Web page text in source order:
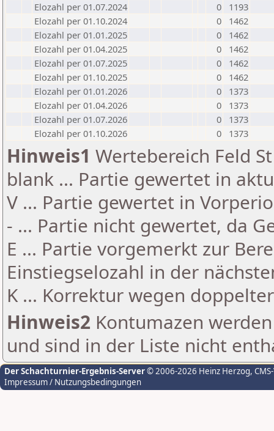
Elozahl per 01.07.2024
0
1193
Elozahl per 01.10.2024
0
1462
Elozahl per 01.01.2025
0
1462
Elozahl per 01.04.2025
0
1462
Elozahl per 01.07.2025
0
1462
Elozahl per 01.10.2025
0
1462
Elozahl per 01.01.2026
0
1373
Elozahl per 01.04.2026
0
1373
Elozahl per 01.07.2026
0
1373
Elozahl per 01.10.2026
0 1373
Hinweis1 Wertebereich Feld
blank ... Partie gewertet in
V ... Partie gewertet in
- ... Partie nicht gewertet, da
E ... Partie vorgemerkt zur
Einstiegselozahl in der
K ... Korrektur wegen
Hinweis2 Kontumazen
und sind in der Liste nicht
Der Schachturnier-Ergebnis-Server© 2006-2026 Heinz Herzog,
Impressum / Nutzungsbedingungen